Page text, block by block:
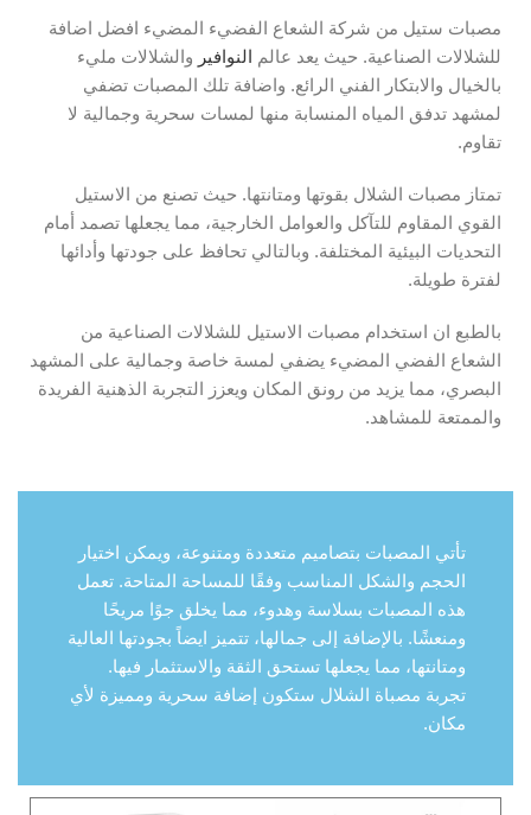
مصبات ستيل من شركة الشعاع الفضيء المضيء افضل اضافة
للشلالات الصناعية. حيث يعد عالم النوافير والشلالات مليء
بالخيال والابتكار الفني الرائع. واضافة تلك المصبات تضفي
لمشهد تدفق المياه المنسابة منها لمسات سحرية وجمالية لا
تقاوم.
تمتاز مصبات الشلال بقوتها ومتانتها. حيث تصنع من الاستيل
القوي المقاوم للتآكل والعوامل الخارجية، مما يجعلها تصمد أمام
التحديات البيئية المختلفة. وبالتالي تحافظ على جودتها وأدائها
لفترة طويلة.
بالطبع ان استخدام مصبات الاستيل للشلالات الصناعية من
الشعاع الفضي المضيء يضفي لمسة خاصة وجمالية على المشهد
البصري، مما يزيد من رونق المكان ويعزز التجربة الذهنية الفريدة
والممتعة للمشاهد.
تأتي المصبات بتصاميم متعددة ومتنوعة، ويمكن اختيار
الحجم والشكل المناسب وفقًا للمساحة المتاحة. تعمل
هذه المصبات بسلاسة وهدوء، مما يخلق جوًا مريحًا
ومنعشًا. بالإضافة إلى جمالها، تتميز ايضاً بجودتها العالية
ومتانتها، مما يجعلها تستحق الثقة والاستثمار فيها.
تجربة مصباة الشلال ستكون إضافة سحرية ومميزة لأي
مكان.